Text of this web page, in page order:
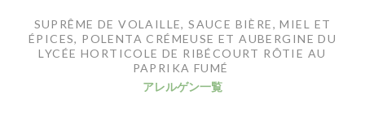
SUPRÊME DE VOLAILLE, SAUCE BIÈRE, MIEL ET
ÉPICES, POLENTA CRÉMEUSE ET AUBERGINE DU
LYCÉE HORTICOLE DE RIBÉCOURT RÔTIE AU
PAPRIKA FUMÉ
アレルゲン一覧